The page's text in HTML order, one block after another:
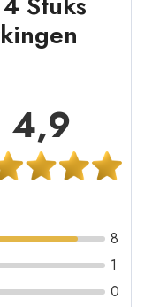
4,9
8
1
0